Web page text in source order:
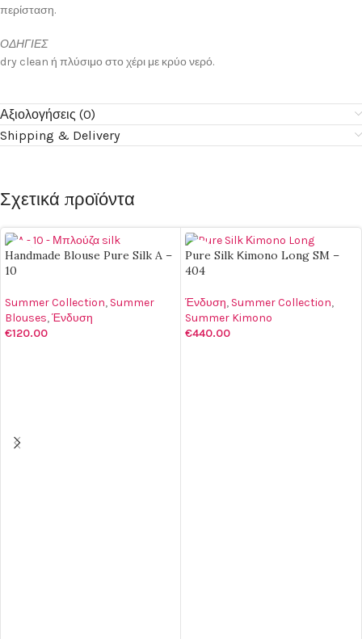
περίσταση.
ΟΔΗΓΙΕΣ
dry clean ή πλύσιμο στο χέρι με κρύο νερό.
Αξιολογήσεις (0)
Shipping & Delivery
Σχετικά προϊόντα
Handmade Blouse Pure Silk A –
10
Summer Collection, Summer
Blouses,Ένδυση
€120.00
Pure Silk Κimono Long SM –
404
Ένδυση, Summer Collection,
Summer Kimono
€440.00